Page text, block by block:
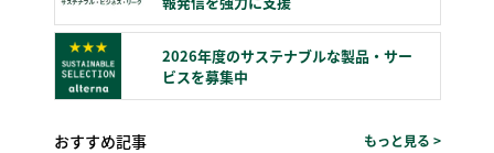
2026年度のサステナブルな製品・サー
ビスを募集中
おすすめ記事 もっと見る >